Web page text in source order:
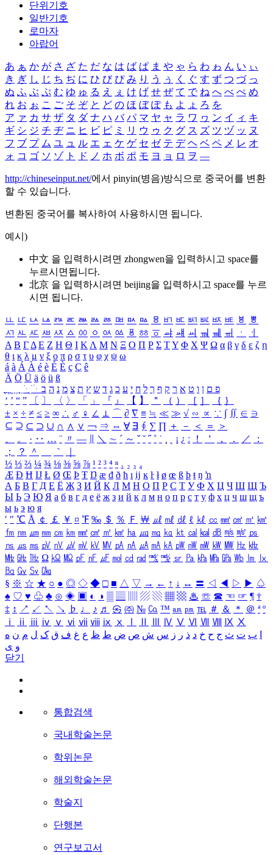
단위기호
일반기호
로마자
아랍어
あ ぁ か が さ ざ た だ な は ば ぱ ま や ゃ ら わ ゎ ん い ぃ
き ぎ し じ ち ぢ に ひ び ぴ み り う ぅ く ぐ す ず つ づ っ
ぬ ふ ぶ ぷ む ゆ ゅ る え ぇ け げ せ ぜ て で ね へ べ ぺ め
れ お ぉ こ ご そ ぞ と ど の ほ ぼ ぽ も よ ょ ろ を
ア ァ カ サ ザ タ ダ ナ ハ バ パ マ ヤ ャ ラ ワ ヮ ン イ ィ キ
ギ シ ジ チ ヂ ニ ヒ ビ ピ ミ リ ウ ゥ ク グ ス ズ ツ ヅ ッ ヌ
フ ブ プ ム ユ ュ ル エ ェ ケ ゲ セ ゼ テ デ ヘ ベ ペ メ レ オ
ォ コ ゴ ソ ゾ ト ド ノ ホ ボ ポ モ ヨ ョ ロ ヲ ―
http://chineseinput.net/에서 pinyin(병음)방식으로 중국어를 변환
할 수 있습니다.
변환된 중국어를 복사하여 사용하시면 됩니다.
예시)
中文 을 입력하시려면 zhongwen을 입력하시고 space를
누르시면됩니다.
北京 을 입력하시려면 beijing을 입력하시고 space를 누르
시면 됩니다.
ㅥ ㅦ ㅧ ㅨ ㅩ ㅪ ㅫ ㅬ ㅭ ㅮ ㅯ ㅰ ㅱ ㅲ ㅳ ㅴ ㅵ ㅶ ㅷ ㅸ
ㅹ
ㅺ ㅻ ㅼ ㅽ ㅾ ㅿ ㆀ ㆁ ㆂ ㆃ ㆄ ㆅ ㆆ ㆇ ㆈ ㆉ ㆊ ㆋ ㆌ ㆍ
ㆎ
Α Β ΓΔ Ε Ζ Η Θ Ι ΚΛ Μ Ν Ξ Ο Π Ρ Σ ΤΥ Φ Χ Ψ Ω α β γ δ ε ζ η
θ ι κ λ μ ν ξ ο π ρ σ τ υ φ χ ψ ω
á à Á À é è É È ç Ç ê
Ä Ö Ü ä ö ü ß
ִֶֹ ֻּ ׁׂ פ ם ן ו ט א ר ק ף ך ל ח י ע כ ג ד ש ץ ת צ מ נ ה ב
‘ ’ “ ” 〔 〕 〈 〉 「 」 『 』 【 】 ＂ （ ） ［ ］ ｛ ｝
± × ÷ ≠ ≤ ≥ ∞ ∴ ♂ ♀ ∠ ⊥ ⌒ ∂ ∇ ≡ ≒ ≪ ≫ √ ∽ ∝ ∵ ∫ ∬ ∈ ∋
⊆ ⊇ ⊂ ⊃ ∪ ∩ ∧ ∨ ￢ ⇒ ⇔ ∀ ∃ ∮ ∑ ∏ ＋ － ＜ ＝
＞
、
。 · ‥ … ¨ 〃 ― ＼ ∼ ´ ～ ˇ ˘ ˝ ˚ ˙ ¸ ¡ ¿ ː ！ ＇ ， ． ／
：
；
？ ＾ ｀
½ ⅓ ⅔ ¼ ¾ ⅛ ⅜ ⅝ ⅞ ¹ ² ³ ⁴ ⁿ ₁ ₂ ₃ ₄
Æ Ð Ħ Ĳ Ł Ø Œ Þ Ŧ Ŋ æ đ ð ħ ı ĳ ĸ ŀ ł ø œ ß þ ŧ ŋ ŉ
А Б В Г Д Е Ё Ж З И Й К Л М Н О П Р С Т У Ф Х Ц Ч Ш Щ Ъ
Ы Ь Э Ю Я а б в г д е ё ж з и й к л м н о п р с т у ф х ц ч ш щ ъ
ы ь э ю я
′ ″ ℃ Å ￠ ￡ ￥ ¤ ℉ ‰ ＄ ％ Ｆ ￦ ㎕ ㎖ ㎗ ℓ ㎘ ㏄ ㎣ ㎤ ㎥ ㎦
㎙ ㎚ ㎛ ㎜ ㎝ ㎞ ㎟ ㎠ ㎡ ㎢ ㏊ ㎍ ㎎ ㎏ ㏏ ㎈ ㎉ ㏈ ㎧ ㎨ ㎰
㎱ ㎲ ㎳ ㎴ ㎵ ㎶ ㎷ ㎸ ㎹ ㎀ ㎁ ㎂ ㎃ ㎄ ㎺ ㎻ ㎽ ㎾ ㎿ ㎐ ㎑
㎒ ㎓ ㎔ Ω ㏀ ㏁ ㎊ ㎋ ㎌ ㏖ ㏅ ㎭ ㎮ ㎯ ㏛ ㎩ ㎪ ㎫ ㎬ ㏝ ㏐
㏓
㏃ ㏉ ㏜ ㏆
§ ※ ☆ ★ ○ ● ◎ ◇ ◆ □ ■ △ ▽ → ← ↑ ↓ ↔ 〓 ◁ ◀ ▷ ▶ ♤
♠ ♡ ♥ ♧ ♣ ⊙ ◈ ▣ ◐ ◑ ▒ ▤ ▨ ▧ ▦ ▩ ♨ ☏ ☎ ☜ ☞ ¶ †
‡ ↕ ↗ ↙ ↖ ↘ ♭ ♩ ♪ ♬ ㉿ ㈜ № ㏇ ™ ㏂ ㏘ ℡ ＃ ＆ ＊ ＠ ª º
ⅰ
ⅱ ⅲ ⅳ ⅴ ⅵ ⅶ ⅷ ⅸ ⅹ Ⅳ Ⅴ Ⅵ Ⅶ Ⅷ Ⅸ Ⅹ
ب ت ث ج ح خ د ذ ر ز س ش ص ض ط ظ ع غ ف ق ک ل م ن ه
و ی
닫기
통합검색
국내학술논문
학위논문
해외학술논문
학술지
단행본
연구보고서